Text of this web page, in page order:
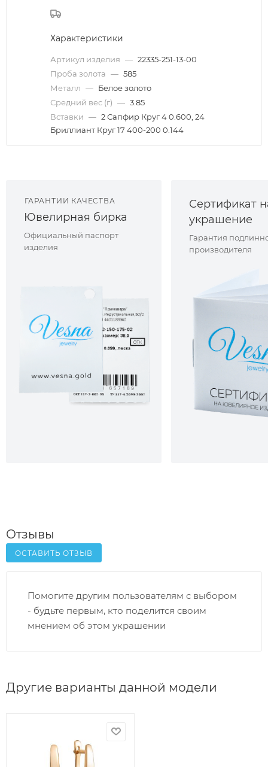
Характеристики
Артикул изделия — 22335-251-13-00
Проба золота — 585
Металл — Белое золото
Средний вес (г) — 3.85
Вставки — 2 Сапфир Круг 4 0.600, 24
Бриллиант Круг 17 400-200 0.144
ГАРАНТИИ КАЧЕСТВА
Ювелирная бирка
Официальный паспорт
изделия
Сертификат
украшение
Гарантия
производителя
Отзывы
ОСТАВИТЬ ОТЗЫВ
Помогите другим пользователям с выбором
- будьте первым, кто поделится своим
мнением об этом украшении
Другие варианты данной модели